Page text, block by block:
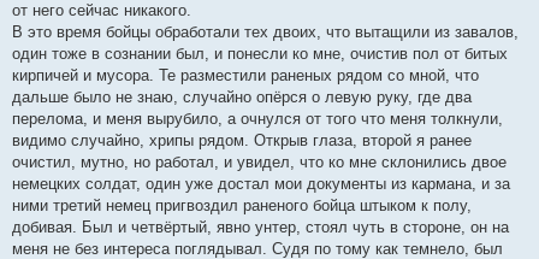
от него сейчас никакого.
В это время бойцы обработали тех двоих, что вытащили из завалов,
один тоже в сознании был, и понесли ко мне, очистив пол от битых
кирпичей и мусора. Те разместили раненых рядом со мной, что
дальше было не знаю, случайно опёрся о левую руку, где два
перелома, и меня вырубило, а очнулся от того что меня толкнули,
видимо случайно, хрипы рядом. Открыв глаза, второй я ранее
очистил, мутно, но работал, и увидел, что ко мне склонились двое
немецких солдат, один уже достал мои документы из кармана, и за
ними третий немец пригвоздил раненого бойца штыком к полу,
добивая. Был и четвёртый, явно унтер, стоял чуть в стороне, он на
меня не без интереса поглядывал. Судя по тому как темнело, был